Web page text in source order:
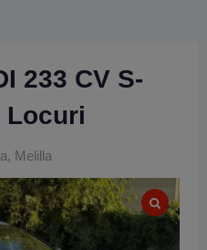
233 CV S-
Locuri
Melilla